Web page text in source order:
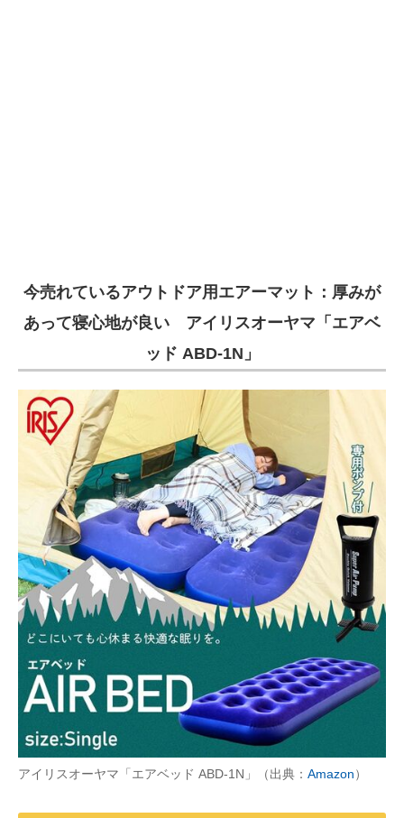
今売れているアウトドア用エアーマット：厚みが
あって寝心地が良い アイリスオーヤマ「エアベ
ッド ABD-1N」
アイリスオーヤマ「エアベッド ABD-1N」（出典： Amazon）